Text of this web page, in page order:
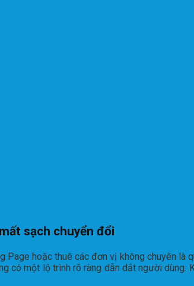
sạch chuyển đổi
hoặc thuê các đơn vị không chuyên là
có một lộ trình rõ ràng dẫn dắt người